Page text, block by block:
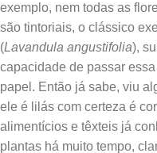
exemplo, nem todas as
são tintoriais, o clássico
(Lavandula angustifolia),
capacidade de passar
papel. Então já sabe, viu
ele é lilás com certeza é
alimentícios e têxteis já
plantas há muito tempo,